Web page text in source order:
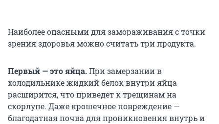
Наиболее опасными для замораживания с точки
зрения здоровья можно считать три продукта.
Первый — это яйца.При замерзании в
холодильнике жидкий белок внутри яйца
расширится, что приведет к трещинам на
скорлупе. Даже крошечное повреждение —
благодатная почва для проникновения внутрь и